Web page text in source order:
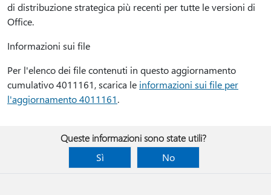
di distribuzione strategica più recenti per tutte le versioni di
Office.
Informazioni sui file
Per l'elenco dei file contenuti in questo aggiornamento
cumulativo 4011161, scarica le informazioni sui file per
l'aggiornamento 4011161.
Queste informazioni sono state utili?
Sì
No